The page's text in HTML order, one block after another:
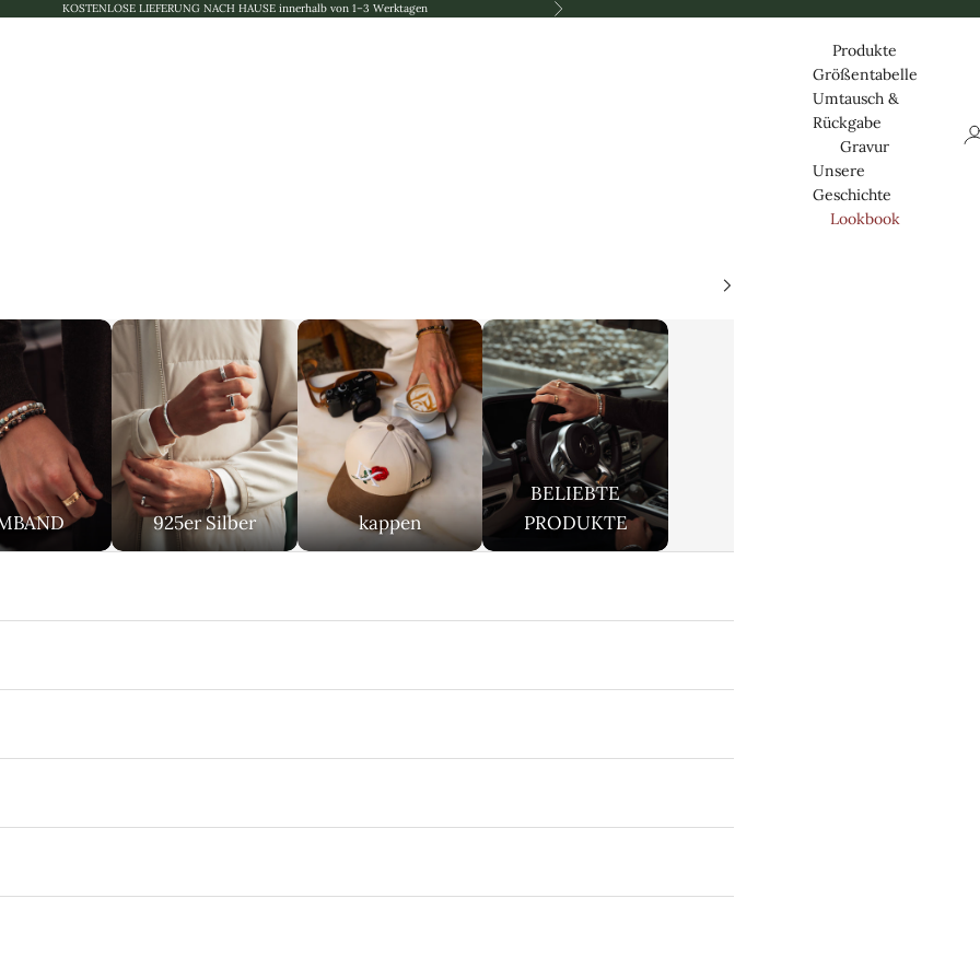
KOSTENLOSE LIEFERUNG NACH HAUSE innerhalb von 1–3 Werktagen Nästa
Produkte
Größentabelle
Umtausch &
Rückgabe
Gravur
Unsere
Geschichte
Lookbook
925er Silber kappen
BELIEBTE
PRODUKTE